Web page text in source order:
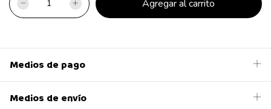
Medios de pago
Medios de envío